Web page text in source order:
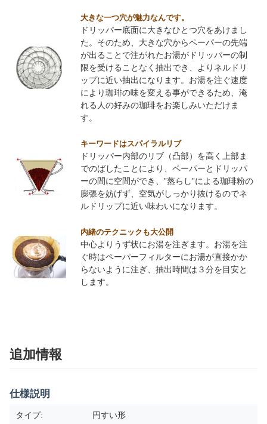
大きな一つ穴が魅力なんです。
ドリッパー底面に大きなひとつ穴をあけまし
た。そのため、大きな穴からペーパーの先端
が出ることで注がれたお湯がドリッパーの制
限を受けることなく抽出でき、よりネルドリ
ップに近い抽出になります。お湯を注ぐ速度
により珈琲の味を変える事ができるため、淹
れる人の好みの珈琲をお楽しみいただけま
す。
キーワードはスパイラルリブ
ドリッパー内部のリブ（凸部）を高く上部ま
でのばしたことにより、ペーパーとドリッパ
ーの間に空間ができ、”蒸らし”による珈琲粉の
膨張を妨げず、空気がしっかり抜けるのでネ
ルドリップに近い味わいになります。
内緒のテクニックも大公開
中心よりうず状にお湯を注ぎます。お湯を注
ぐ時はペーパーフィルターにお湯が直接かか
らないように注ぎ、抽出時間は３分を目安と
します。
追加情報
仕様説明
タイプ: 円すい形